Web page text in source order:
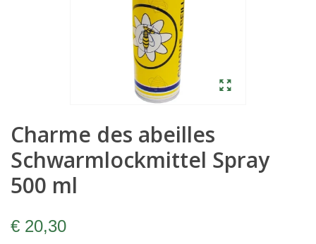
Charme des abeilles
Schwarmlockmittel Spray
500 ml
€ 20,30